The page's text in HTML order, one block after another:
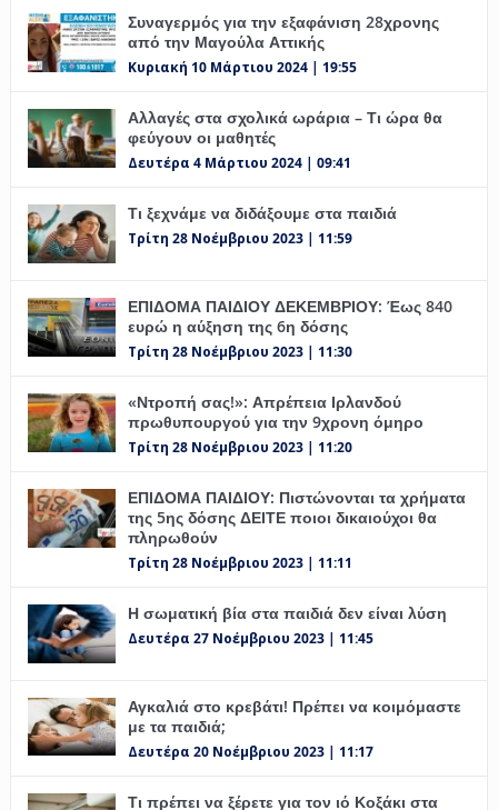
Συναγερμός για την εξαφάνιση 28χρονης
από την Μαγούλα Αττικής
Κυριακή 10 Μάρτιου 2024 | 19:55
Αλλαγές στα σχολικά ωράρια – Τι ώρα θα
φεύγουν οι μαθητές
Δευτέρα 4 Μάρτιου 2024 | 09:41
Τι ξεχνάμε να διδάξουμε στα παιδιά
Τρίτη 28 Νοέμβριου 2023 | 11:59
ΕΠΙΔΟΜΑ ΠΑΙΔΙΟΥ ΔΕΚΕΜΒΡΙΟΥ: Έως 840
ευρώ η αύξηση της 6η δόσης
Τρίτη 28 Νοέμβριου 2023 | 11:30
«Ντροπή σας!»: Απρέπεια Ιρλανδού
πρωθυπουργού για την 9χρονη όμηρο
Τρίτη 28 Νοέμβριου 2023 | 11:20
ΕΠΙΔΟΜΑ ΠΑΙΔΙΟΥ: Πιστώνονται τα χρήματα
της 5ης δόσης ΔΕΙΤΕ ποιοι δικαιούχοι θα
πληρωθούν
Τρίτη 28 Νοέμβριου 2023 | 11:11
Η σωματική βία στα παιδιά δεν είναι λύση
Δευτέρα 27 Νοέμβριου 2023 | 11:45
Αγκαλιά στο κρεβάτι! Πρέπει να κοιμόμαστε
με τα παιδιά;
Δευτέρα 20 Νοέμβριου 2023 | 11:17
Τι πρέπει να ξέρετε για τον ιό Κοξάκι στα